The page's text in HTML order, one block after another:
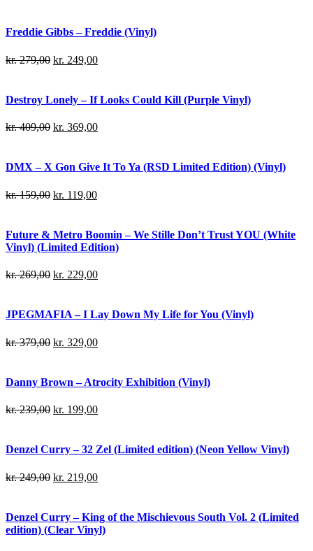
Freddie Gibbs – Freddie (Vinyl)
kr.279,00 kr. 249,00
Destroy Lonely – If Looks Could Kill (Purple Vinyl)
kr.409,00 kr. 369,00
DMX – X Gon Give It To Ya (RSD Limited Edition) (Vinyl)
kr.159,00 kr. 119,00
Future & Metro Boomin – We Stille Don’t Trust YOU (White
Vinyl) (Limited Edition)
kr.269,00 kr. 229,00
JPEGMAFIA – I Lay Down My Life for You (Vinyl)
kr.379,00 kr. 329,00
Danny Brown – Atrocity Exhibition (Vinyl)
kr.239,00 kr. 199,00
Denzel Curry – 32 Zel (Limited edition) (Neon Yellow Vinyl)
kr.249,00 kr. 219,00
Denzel Curry – King of the Mischievous South Vol. 2 (Limited
edition) (Clear Vinyl)